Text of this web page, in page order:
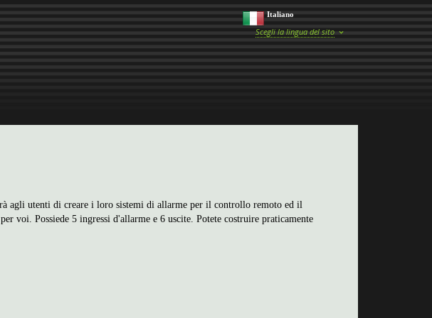
Italiano
Scegli la lingua del sito
agli utenti di creare i loro sistemi di allarme per il controllo remoto ed il
voi. Possiede 5 ingressi d'allarme e 6 uscite. Potete costruire praticamente